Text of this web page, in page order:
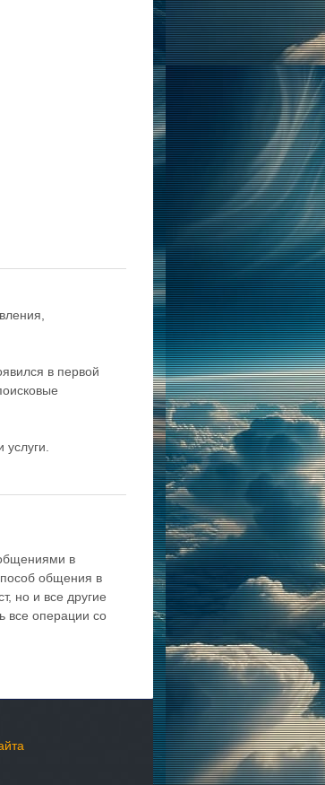
в первой
услуги.
в
общения в
но и все другие
все операции со